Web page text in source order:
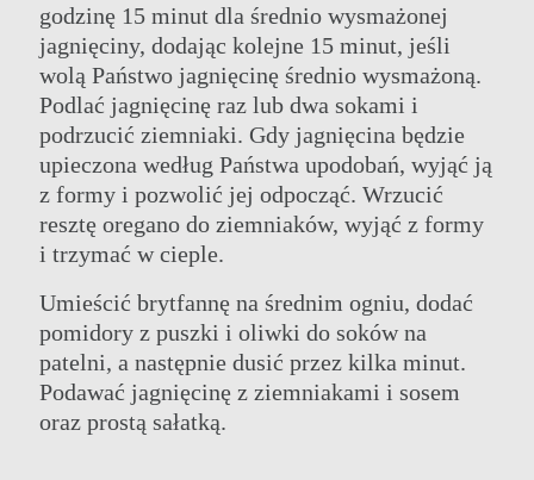
NASZE HOTELE
OFERTY
KLASA ELITARNA
ELIXIR SPA
WESELA
HOTELE ROZRYWKA I WYDARZENIA
SPOTKANIA
KONTAKT
ONLINE CHECK-IN
godzinę 15 minut dla średnio wysmażonej
jagnięciny, dodając kolejne 15 minut, jeśli
wolą Państwo jagnięcinę średnio wysmażoną.
Podlać jagnięcinę raz lub dwa sokami i
podrzucić ziemniaki. Gdy jagnięcina będzie
upieczona według Państwa upodobań, wyjąć ją
z formy i pozwolić jej odpocząć. Wrzucić
resztę oregano do ziemniaków, wyjąć z formy
i trzymać w cieple.
Umieścić brytfannę na średnim ogniu, dodać
pomidory z puszki i oliwki do soków na
patelni, a następnie dusić przez kilka minut.
Podawać jagnięcinę z ziemniakami i sosem
oraz prostą sałatką.